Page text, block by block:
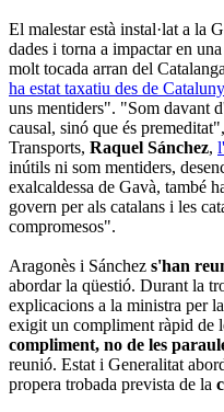
El malestar està instal·lat a la
dades i torna a impactar en
molt tocada arran del
ha estat taxatiu des de
uns mentiders". "Som davant
causal, sinó que és
Transports, Raquel Sánchez,
inútils ni som mentiders,
exalcaldessa de Gavà, també
govern per als catalans i les
compromesos".
Aragonès i Sánchez s'han
abordar la qüestió. Durant la
explicacions a la ministra per
exigit un compliment ràpid de
compliment, no de les
reunió. Estat i Generalitat
propera trobada prevista de la